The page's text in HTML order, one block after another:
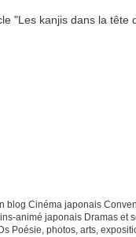
blog Cinéma japonais
animé japonais Dramas et
Poésie, photos, arts,